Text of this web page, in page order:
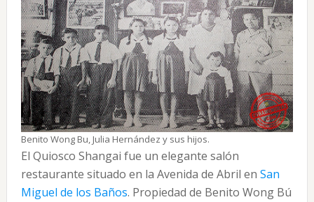
Benito Wong Bu, Julia Hernández y sus hijos.
El Quiosco Shangai fue un elegante salón
restaurante situado en la Avenida de Abril en San
Miguel de los Baños. Propiedad de Benito Wong Bú